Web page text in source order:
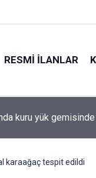
RESMI İLANLAR
Peş peşe
karaağaç tespit edildi